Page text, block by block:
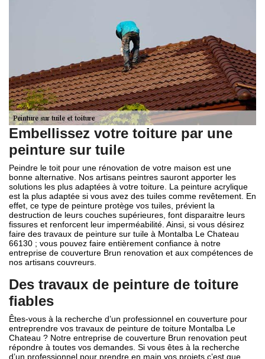
Embellissez votre toiture par une
peinture sur tuile
Peindre le toit pour une rénovation de votre maison est une
bonne alternative. Nos artisans peintres sauront apporter les
solutions les plus adaptées à votre toiture. La peinture acrylique
est la plus adaptée si vous avez des tuiles comme revêtement. En
effet, ce type de peinture protège vos tuiles, prévient la
destruction de leurs couches supérieures, font disparaitre leurs
fissures et renforcent leur imperméabilité. Ainsi, si vous désirez
faire des travaux de peinture sur tuile à Montalba Le Chateau
66130 ; vous pouvez faire entièrement confiance à notre
entreprise de couverture Brun renovation et aux compétences de
nos artisans couvreurs.
Des travaux de peinture de toiture
fiables
Êtes-vous à la recherche d’un professionnel en couverture pour
entreprendre vos travaux de peinture de toiture Montalba Le
Chateau ? Notre entreprise de couverture Brun renovation peut
répondre à toutes vos demandes. Si vous êtes à la recherche
d’un professionnel pour prendre en main vos projets c’est que